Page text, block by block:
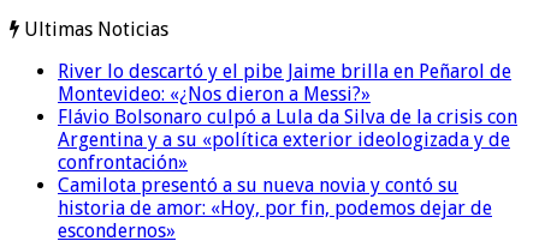
Ultimas Noticias
River lo descartó y el pibe Jaime brilla en Peñarol de
Montevideo: «¿Nos dieron a Messi?»
Flávio Bolsonaro culpó a Lula da Silva de la crisis con
Argentina y a su «política exterior ideologizada y de
confrontación»
Camilota presentó a su nueva novia y contó su
historia de amor: «Hoy, por fin, podemos dejar de
escondernos»